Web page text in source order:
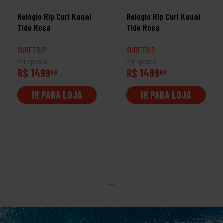
Relógio Rip Curl Kauai
Tide Rosa
SURFTRIP
Por apenas
R$ 149999
IR PARA LOJA
Relógio Rip Curl Kauai
Tide Rosa
SURFTRIP
Por apenas
R$ 149999
IR PARA LOJA